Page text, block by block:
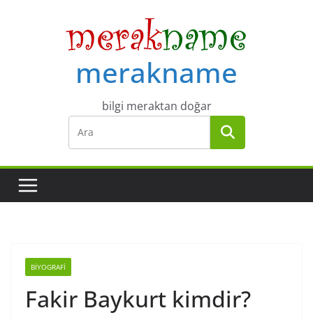
merakname
bilgi meraktan doğar
BIYOGRAFI
Fakir Baykurt kimdir?